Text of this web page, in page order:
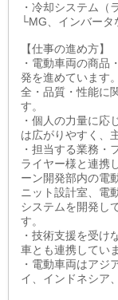
・冷却システム（
└MG、インバー
【仕事の進め方】
・電動車両の商品
発を進めています
全・品質・性能に
す。
・個人の力量に応
は広がりやすく、
・担当する業務・
ライヤー様と連携
ーン開発部内の電
ニット設計室、電
システムを開発し
す。
・技術支援を受け
車とも連携してい
・電動車両はアジ
イ、インドネシア